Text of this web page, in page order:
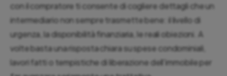
con il compratore ti consente di cogliere dettagli che un
intermediario non sempre trasmette bene: il livello di
urgenza, la disponibilità finanziaria, le reali obiezioni. A
volte basta una risposta chiara su spese condominiali,
lavori fatti o tempistiche di liberazione dell'immobile per